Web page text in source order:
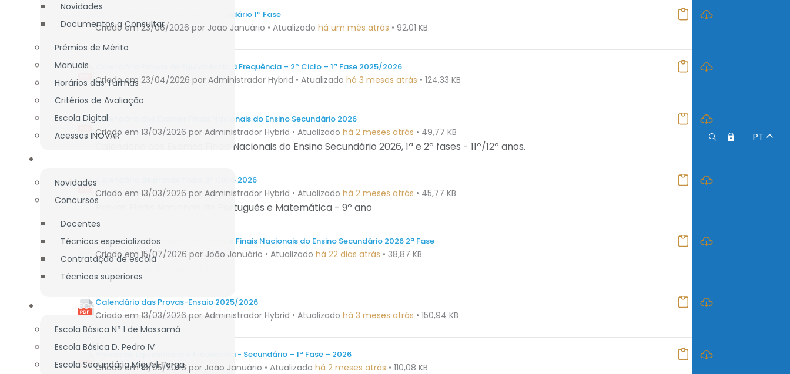
Novidades
Documentos a Consultar
Prémios de Mérito
Manuais
Horários das Turmas
Critérios de Avaliação
Escola Digital
Acessos INOVAR
Novidades
Concursos
Docentes
Técnicos especializados
Contratação de escola
Técnicos superiores
BIBLIOTECA
Escola Básica Nº 1 de Massamá
Escola Básica D. Pedro IV
Escola Secundária Miguel Torga
PT
Calendário Provas Orais Ens. Secundário 1ª Fase
Criado em 23/06/2026 por João Januário • Atualizado há um mês atrás • 92,01 KB
Calendário Provas de Equivalência à Frequência – 2º Ciclo – 1ª Fase 2025/2026
Criado em 23/04/2026 por Administrador Hybrid • Atualizado há 3 meses atrás • 124,33 KB
Calendário dos Exames Finais Nacionais do Ensino Secundário 2026
Criado em 13/03/2026 por Administrador Hybrid • Atualizado há 2 meses atrás • 49,77 KB
Calendário dos Exames Finais Nacionais do Ensino Secundário 2026, 1ª e 2ª fases - 11º/12º anos.
Calendário de provas finais 3º Ciclo 2026
Criado em 13/03/2026 por Administrador Hybrid • Atualizado há 2 meses atrás • 45,77 KB
Provas Finais Nacionais de Português e Matemática - 9º ano
Alteração - Calendário dos Exames Finais Nacionais do Ensino Secundário 2026 2ª Fase
Criado em 15/07/2026 por João Januário • Atualizado há 22 dias atrás • 38,87 KB
Novas datas de realização.
Calendário das Provas-Ensaio 2025/2026
Criado em 13/03/2026 por Administrador Hybrid • Atualizado há 3 meses atrás • 150,94 KB
Provas de Equivalência à Frequência - Secundário – 1ª Fase – 2026
Criado em 13/05/2026 por João Januário • Atualizado há 2 meses atrás • 110,08 KB